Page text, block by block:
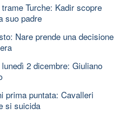
Turche: Kadir scopre
suo padre
Nare prende una decisione
2 dicembre: Giuliano
prima puntata: Cavalleri
si suicida